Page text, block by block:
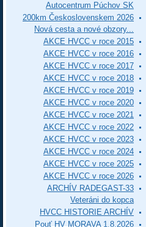
Autocentrum Púchov SK
200km Československem 2026
Nová cesta a nové obzory...
AKCE HVCC v roce 2015
AKCE HVCC v roce 2016
AKCE HVCC v roce 2017
AKCE HVCC v roce 2018
AKCE HVCC v roce 2019
AKCE HVCC v roce 2020
AKCE HVCC v roce 2021
AKCE HVCC v roce 2022
AKCE HVCC v roce 2023
AKCE HVCC v roce 2024
AKCE HVCC v roce 2025
AKCE HVCC v roce 2026
ARCHÍV RADEGAST-33
Veteráni do kopca
HVCC HISTORIE ARCHÍV
Pouť HV MORAVA 1.8.2026